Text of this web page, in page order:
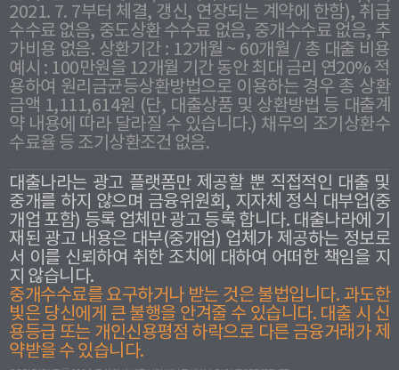
2021. 7. 7부터 체결, 갱신, 연장되는 계약에 한함), 취급
수수료 없음, 중도상환 수수료 없음, 중개수수료 없음, 추
가비용 없음. 상환기간 : 12개월 ~ 60개월 / 총 대출 비용
예시 : 100만원을 12개월 기간 동안 최대 금리 연20% 적
용하여 원리금균등상환방법으로 이용하는 경우 총 상환
금액 1,111,614원 (단, 대출상품 및 상환방법 등 대출계
약 내용에 따라 달라질 수 있습니다.) 채무의 조기상환수
수료율 등 조기상환조건 없음.
대출나라는 광고 플랫폼만 제공할 뿐 직접적인 대출 및
중개를 하지 않으며 금융위원회, 지자체 정식 대부업(중
개업 포함) 등록 업체만 광고 등록 합니다. 대출나라에 기
재된 광고 내용은 대부(중개업) 업체가 제공하는 정보로
서 이를 신뢰하여 취한 조치에 대하여 어떠한 책임을 지
지 않습니다.
중개수수료를 요구하거나 받는 것은 불법입니다. 과도한
빛은 당신에게 큰 불행을 안겨줄 수 있습니다. 대출 시 신
용등급 또는 개인신용평점 하락으로 다른 금융거래가 제
약받을 수 있습니다.